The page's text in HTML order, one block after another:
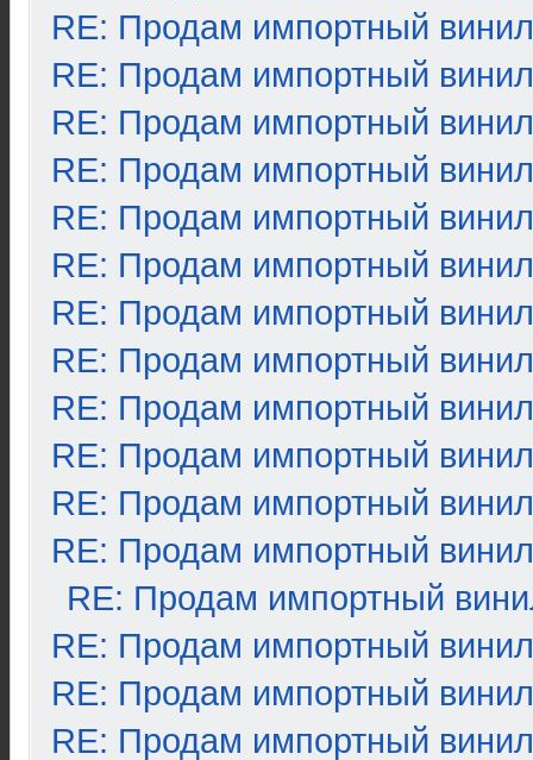
RE: Продам импортный винил
RE: Продам импортный винил
RE: Продам импортный винил
RE: Продам импортный винил
RE: Продам импортный винил
RE: Продам импортный винил
RE: Продам импортный винил
RE: Продам импортный винил
RE: Продам импортный винил
RE: Продам импортный винил
RE: Продам импортный винил
RE: Продам импортный винил
RE: Продам импортный
RE: Продам импортный винил
RE: Продам импортный винил
RE: Продам импортный винил